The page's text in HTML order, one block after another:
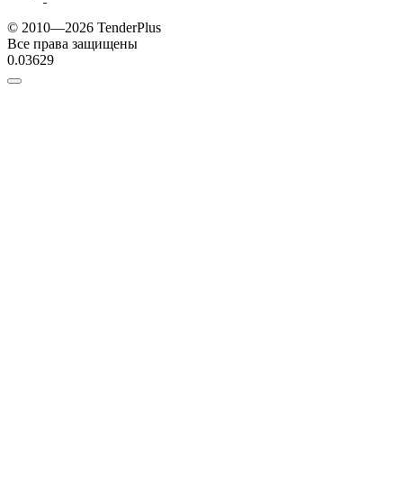
© 2010—2026 TenderPlus
Все права защищены
0.03629